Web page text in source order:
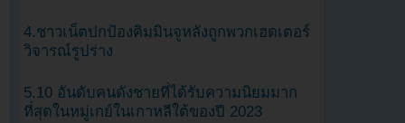
4.ชาวเน็ตปกป้องคิมมินจูหลังถูกพวกเฮดเตอร์
วิจารณ์รูปร่าง
5.10 อันดับคนดังชายที่ได้รับความนิยมมาก
ที่สุดในหมู่เกย์ในเกาหลีใต้ของปี 2023